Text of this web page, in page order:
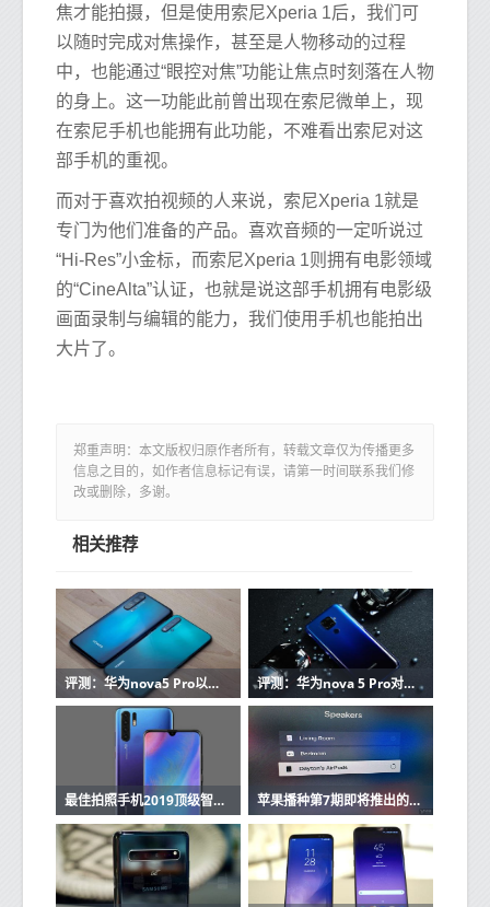
焦才能拍摄，但是使用索尼Xperia 1后，我们可
以随时完成对焦操作，甚至是人物移动的过程
中，也能通过“眼控对焦”功能让焦点时刻落在人物
的身上。这一功能此前曾出现在索尼微单上，现
在索尼手机也能拥有此功能，不难看出索尼对这
部手机的重视。
而对于喜欢拍视频的人来说，索尼Xperia 1就是
专门为他们准备的产品。喜欢音频的一定听说过
“Hi-Res”小金标，而索尼Xperia 1则拥有电影领域
的“CineAlta”认证，也就是说这部手机拥有电影级
画面录制与编辑的能力，我们使用手机也能拍出
大片了。
郑重声明：本文版权归原作者所有，转载文章仅为传播更多
信息之目的，如作者信息标记有误，请第一时间联系我们修
改或删除，多谢。
相关推荐
评测：华为nova5 Pro以及一加7续航如何 评测：华为nova 5 Pro对比联想Z6续航如何
最佳拍照手机2019顶级智能手机笛鲷周围 苹果播种第7期即将推出的tvOS 13更新开发者